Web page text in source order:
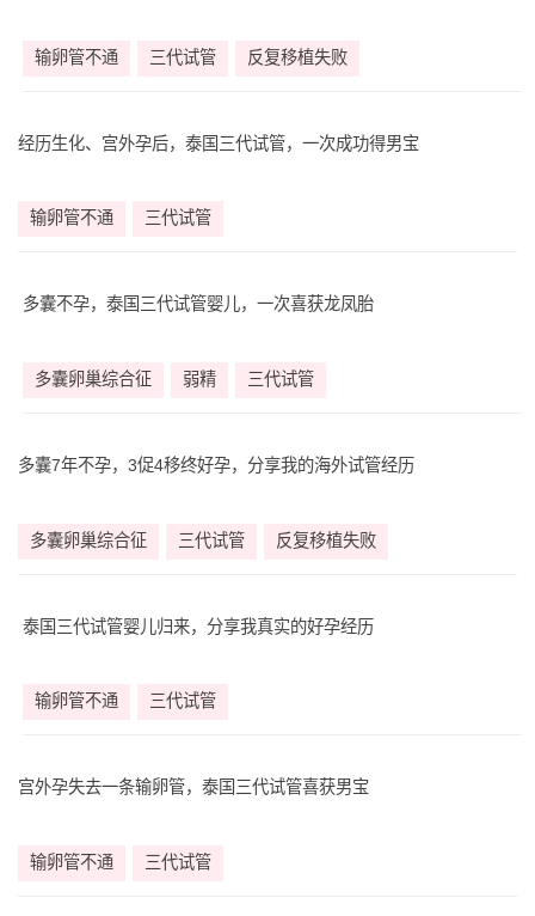
输卵管不通 三代试管 反复移植失败
经历生化、宫外孕后，泰国三代试管，一次成功得男宝
输卵管不通 三代试管
多囊不孕，泰国三代试管婴儿，一次喜获龙凤胎
多囊卵巢综合征 弱精 三代试管
多囊7年不孕，3促4移终好孕，分享我的海外试管经历
多囊卵巢综合征 三代试管 反复移植失败
泰国三代试管婴儿归来，分享我真实的好孕经历
输卵管不通 三代试管
宫外孕失去一条输卵管，泰国三代试管喜获男宝
输卵管不通 三代试管